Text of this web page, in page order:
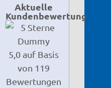
Aktuelle
Kundenbewertung
5,0 auf Basis
von 119
Bewertungen